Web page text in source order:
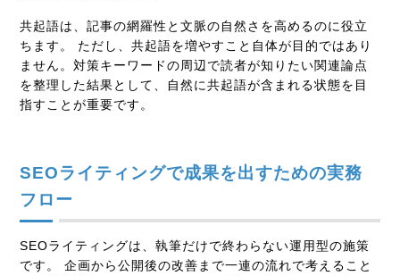
共起語は、記事の網羅性と文脈の自然さを高めるのに役立
ちます。 ただし、共起語を増やすこと自体が目的ではあり
ません。対策キーワードの周辺で読者が知りたい関連論点
を整理した結果として、自然に共起語が含まれる状態を目
指すことが重要です。
SEOライティングで成果を出すための実務
フロー
SEOライティングは、執筆だけで終わらない運用型の施策
です。 企画から公開後の改善まで一連の流れで考えること